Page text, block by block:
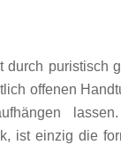
durch puristisch
offenen
ist einzig die